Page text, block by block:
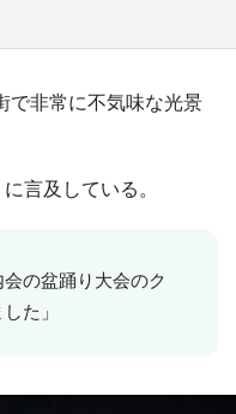
非常に不気味な光景
言及している。
会の盆踊り大会のク
た」